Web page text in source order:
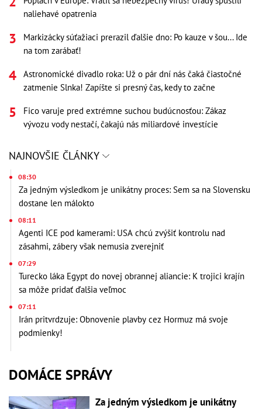
naliehavé opatrenia
Markizácky súťažiaci prerazil ďalšie dno: Po kauze v šou... Ide
na tom zarábať!
Astronomické divadlo roka: Už o pár dní nás čaká čiastočné
zatmenie Slnka! Zapíšte si presný čas, kedy to začne
Fico varuje pred extrémne suchou budúcnosťou: Zákaz
vývozu vody nestačí, čakajú nás miliardové investície
NAJNOVŠIE ČLÁNKY
08:30
Za jedným výsledkom je unikátny proces: Sem sa na Slovensku
dostane len málokto
08:11
Agenti ICE pod kamerami: USA chcú zvýšiť kontrolu nad
zásahmi, zábery však nemusia zverejniť
07:29
Turecko láka Egypt do novej obrannej aliancie: K trojici krajín
sa môže pridať ďalšia veľmoc
07:11
Irán pritvrdzuje: Obnovenie plavby cez Hormuz má svoje
podmienky!
DOMÁCE SPRÁVY
Za jedným výsledkom je unikátny